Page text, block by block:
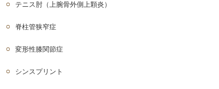
テニス肘（上腕骨外側上顆炎）
脊柱管狭窄症
変形性膝関節症
シンスプリント